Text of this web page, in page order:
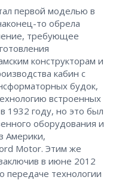
первой моделью в
то обрела
требующее
конструкторам и
кабин с
будок,
встроенных
1932 году, но это был
оборудования и
Америки,
Motor. Этим же
в июне 2012
передаче технологии